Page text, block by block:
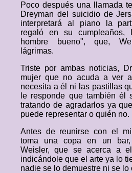
Poco después una llamada
Dreyman del suicidio de
interpretará al piano la
regaló en su cumpleaños,
hombre bueno", que,
lágrimas.
Triste por ambas noticias,
mujer que no acuda a ver
necesita a él ni las pastillas
le responde que también él
tratando de agradarlos ya
puede representar o quién no.
Antes de reunirse con el
toma una copa en un
Weisler, que se acerca a
indicándole que el arte ya lo
nadie se lo demuestre ni se lo